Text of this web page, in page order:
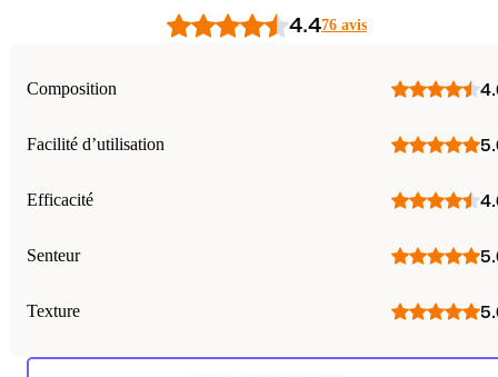
4.476 avis
Composition
Facilité d’utilisation
Efficacité
Senteur
Texture